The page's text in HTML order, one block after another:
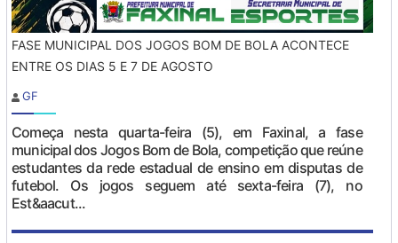
FASE MUNICIPAL DOS JOGOS BOM DE BOLA ACONTECE
ENTRE OS DIAS 5 E 7 DE AGOSTO
GF
Começa nesta quarta-feira (5), em Faxinal, a fase
municipal dos Jogos Bom de Bola, competição que reúne
estudantes da rede estadual de ensino em disputas de
futebol. Os jogos seguem até sexta-feira (7), no
Est&aacut...